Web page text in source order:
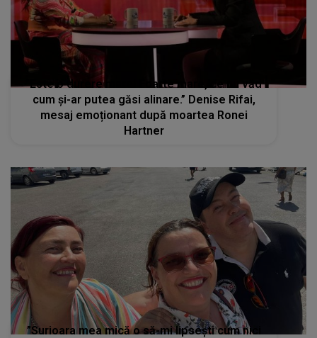
”Este o durere mare! Foarte mare, ce nu văd
cum și-ar putea găsi alinare.” Denise Rifai,
mesaj emoționant după moartea Ronei
Hartner
”Surioara mea mică o să-mi lipsești cum nici